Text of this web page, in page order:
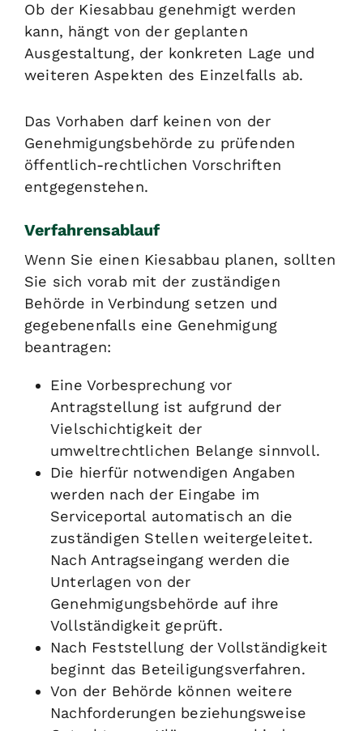
Ob der Kiesabbau genehmigt werden
kann, hängt von der geplanten
Ausgestaltung, der konkreten Lage und
weiteren Aspekten des Einzelfalls ab.
Das Vorhaben darf keinen von der
Genehmigungsbehörde zu prüfenden
öffentlich-rechtlichen Vorschriften
entgegenstehen.
Verfahrensablauf
Wenn Sie einen Kiesabbau planen, sollten
Sie sich vorab mit der zuständigen
Behörde in Verbindung setzen und
gegebenenfalls eine Genehmigung
beantragen:
Eine Vorbesprechung vor
Antragstellung ist aufgrund der
Vielschichtigkeit der
umweltrechtlichen Belange sinnvoll.
Die hierfür notwendigen Angaben
werden nach der Eingabe im
Serviceportal automatisch an die
zuständigen Stellen weitergeleitet.
Nach Antragseingang werden die
Unterlagen von der
Genehmigungsbehörde auf ihre
Vollständigkeit geprüft.
Nach Feststellung der Vollständigkeit
beginnt das Beteiligungsverfahren.
Von der Behörde können weitere
Nachforderungen beziehungsweise